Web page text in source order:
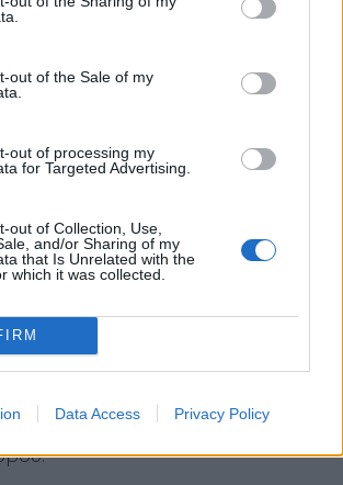
out of the Sale of my
out of processing my
for Targeted Advertising.
out of Collection, Use,
and/or Sharing of my
that Is Unrelated with the
which it was collected.
Data Access Privacy Policy
έπεσαν και σε ορεινές περιοχές
αμέσως μετά την αλλαγή
ανέμων και της πτώσης της
και οι πρώτες
Σκαλοχώρι αλλά και σε άλλα